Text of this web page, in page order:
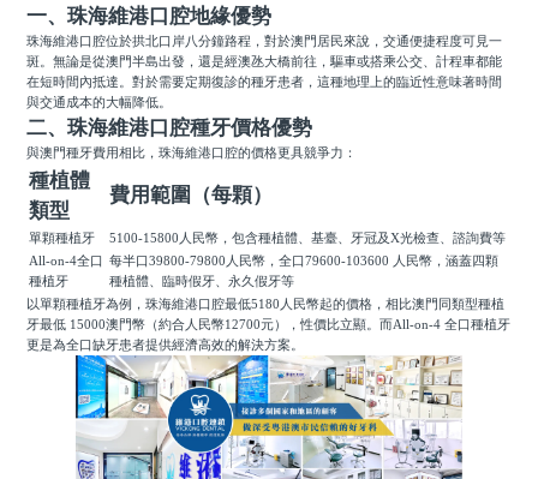
一、珠海維港口腔地緣優勢
珠海維港口腔位於拱北口岸八分鐘路程，對於澳門居民來說，交通便捷程度可見一
斑。無論是從澳門半島出發，還是經澳氹大橋前往，驅車或搭乘公交、計程車都能
在短時間內抵達。對於需要定期復診的種牙患者，這種地理上的臨近性意味著時間
與交通成本的大幅降低。
二、珠海維港口腔種牙價格優勢
與澳門種牙費用相比，珠海維港口腔的價格更具競爭力：
種植體
類型
費用範圍（每顆）
單顆種植牙
5100-15800人民幣，包含種植體、基臺、牙冠及X光檢查、諮詢費等
All-on-4全口
種植牙
每半口39800-79800人民幣，全口79600-103600 人民幣，涵蓋四顆
種植體、臨時假牙、永久假牙等
以單顆種植牙為例，珠海維港口腔最低5180人民幣起的價格，相比澳門同類型種植
牙最低 15000澳門幣（約合人民幣12700元），性價比立顯。而All-on-4 全口種植牙
更是為全口缺牙患者提供經濟高效的解決方案。